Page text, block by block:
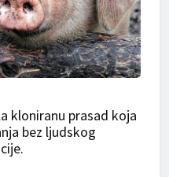
kloniranu prasad koja
bez ljudskog